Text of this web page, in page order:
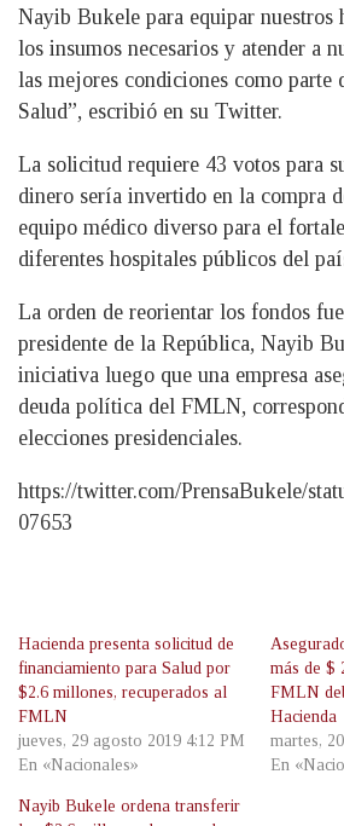
Nayib Bukele para equipar nuestros
los insumos necesarios y atender a
las mejores condiciones como parte
Salud”, escribió en su Twitter.
La solicitud requiere 43 votos para
dinero sería invertido en la compra
equipo médico diverso para el
diferentes hospitales públicos del
La orden de reorientar los fondos
presidente de la República, Nayib
iniciativa luego que una empresa
deuda política del FMLN,
elecciones presidenciales.
https://twitter.com/PrensaBukele/
07653
Hacienda presenta solicitud de
financiamiento para Salud por
$2.6 millones, recuperados al
FMLN
jueves, 29 agosto 2019 4:12 PM
En «Nacionales»
más de $
FMLN
Hacienda
martes,
En
Nayib Bukele ordena transferir